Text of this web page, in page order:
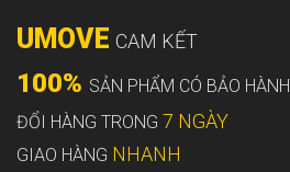
UMOVE CAM KẾT
100% SẢN PHẨM CÓ BẢO HÀNH
ĐỔI HÀNG TRONG 7 NGÀY
GIAO HÀNG NHANH